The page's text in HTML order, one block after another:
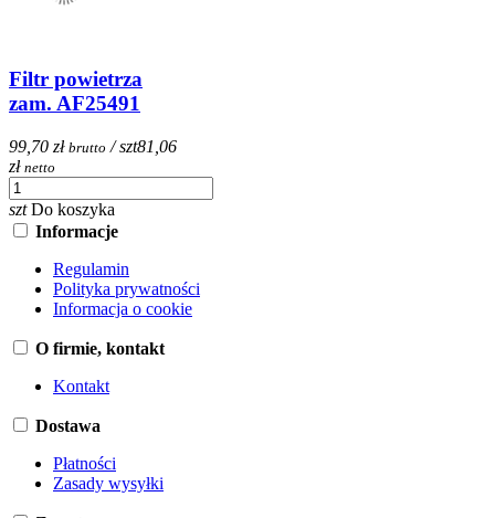
Filtr powietrza
zam. AF25491
99,70 zł brutto / szt81,06
zł netto
szt Do koszyka
Informacje
Regulamin
Polityka prywatności
Informacja o cookie
O firmie, kontakt
Kontakt
Dostawa
Płatności
Zasady wysyłki